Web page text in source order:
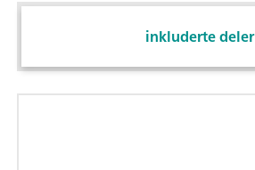
inkluderte deler